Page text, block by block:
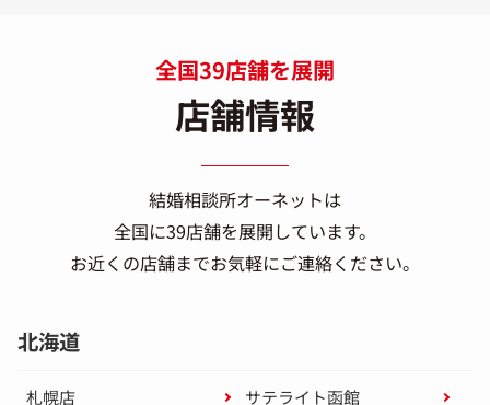
全国39店舗を展開
店舗情報
結婚相談所オーネットは
全国に39店舗を展開しています。
お近くの店舗までお気軽にご連絡ください。
北海道
札幌店 サテライト函館